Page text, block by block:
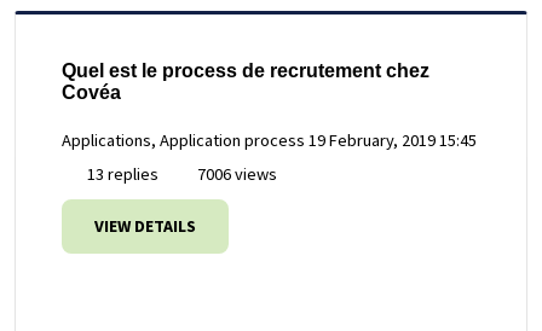
Quel est le process de recrutement chez
Covéa
Applications, Application process 19 February, 2019 15:45
13 replies
7006 views
VIEW DETAILS